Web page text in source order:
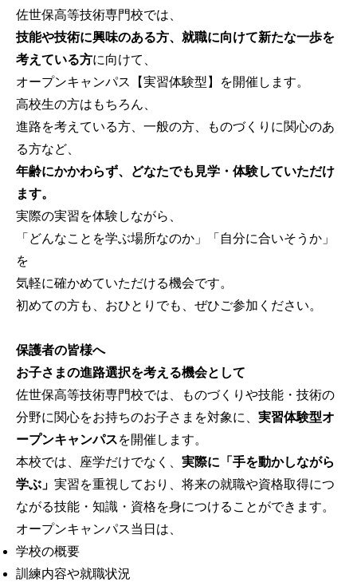
佐世保高等技術専門校では、
技能や技術に興味のある方、就職に向けて新たな一歩を
考えている方に向けて、
オープンキャンパス【実習体験型】を開催します。
高校生の方はもちろん、
進路を考えている方、一般の方、ものづくりに関心のあ
る方など、
年齢にかかわらず、どなたでも見学・体験していただけ
ます。
実際の実習を体験しながら、
「どんなことを学ぶ場所なのか」「自分に合いそうか」
を
気軽に確かめていただける機会です。
初めての方も、おひとりでも、ぜひご参加ください。
保護者の皆様へ
お子さまの進路選択を考える機会として
佐世保高等技術専門校では、ものづくりや技能・技術の
分野に関心をお持ちのお子さまを対象に、 実習体験型オ
ープンキャンパスを開催します。
本校では、座学だけでなく、 実際に「手を動かしながら
学ぶ」 実習を重視しており、将来の就職や資格取得につ
ながる技能・知識・資格を身につけることができます。
オープンキャンパス当日は、
学校の概要
訓練内容や就職状況